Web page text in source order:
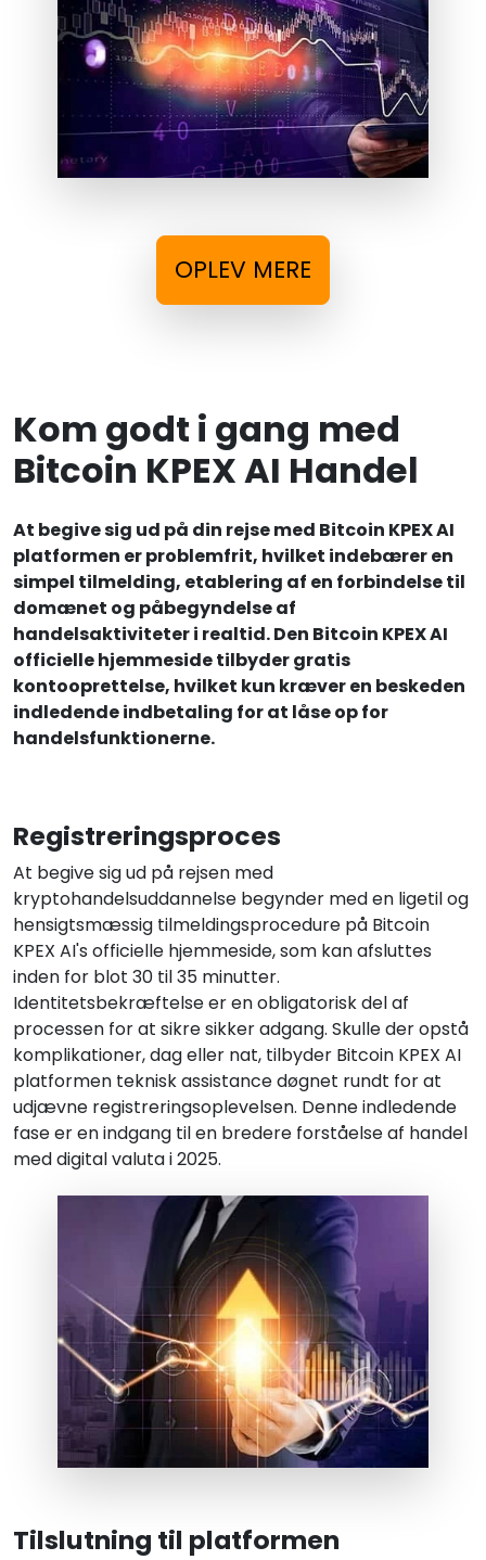
OPLEV MERE
Kom godt i gang med
Bitcoin KPEX AI Handel
At begive sig ud på din rejse med Bitcoin KPEX AI
platformen er problemfrit, hvilket indebærer en
simpel tilmelding, etablering af en forbindelse til
domænet og påbegyndelse af
handelsaktiviteter i realtid. Den Bitcoin KPEX AI
officielle hjemmeside tilbyder gratis
kontooprettelse, hvilket kun kræver en beskeden
indledende indbetaling for at låse op for
handelsfunktionerne.
Registreringsproces
At begive sig ud på rejsen med
kryptohandelsuddannelse begynder med en ligetil og
hensigtsmæssig tilmeldingsprocedure på Bitcoin
KPEX AI's officielle hjemmeside, som kan afsluttes
inden for blot 30 til 35 minutter.
Identitetsbekræftelse er en obligatorisk del af
processen for at sikre sikker adgang. Skulle der opstå
komplikationer, dag eller nat, tilbyder Bitcoin KPEX AI
platformen teknisk assistance døgnet rundt for at
udjævne registreringsoplevelsen. Denne indledende
fase er en indgang til en bredere forståelse af handel
med digital valuta i 2025.
Tilslutning til platformen